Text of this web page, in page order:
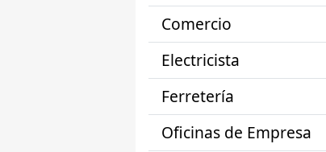
Comercio
Electricista
Ferretería
Oficinas de Empresa